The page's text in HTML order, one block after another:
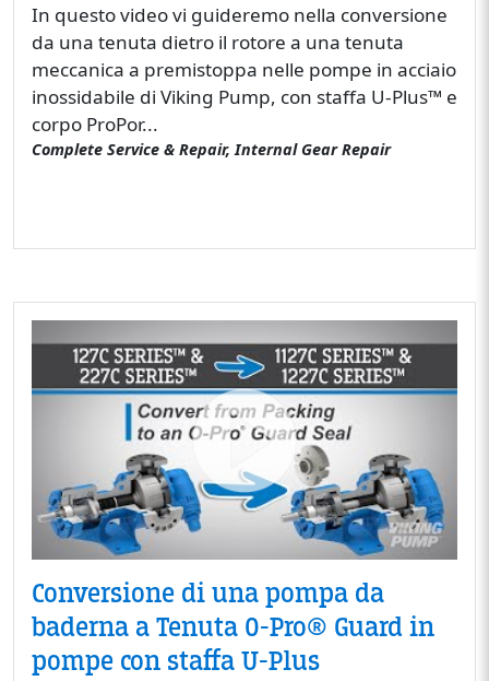
In questo video vi guideremo nella conversione
da una tenuta dietro il rotore a una tenuta
meccanica a premistoppa nelle pompe in acciaio
inossidabile di Viking Pump, con staffa U-Plus™ e
corpo ProPor...
Complete Service & Repair, Internal Gear Repair
Conversione di una pompa da
baderna a Tenuta O-Pro® Guard in
pompe con staffa U-Plus